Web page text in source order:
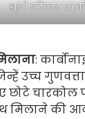
शूली वर्टिकल
:
उच्च
छोटे चारकोल
मिलाने की